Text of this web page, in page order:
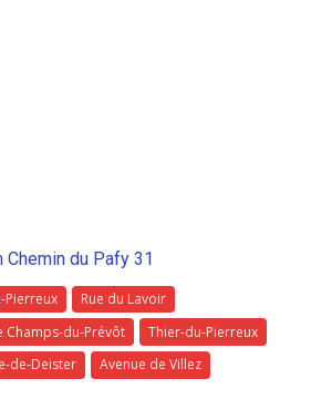
Chemin du Pafy 31
Pierreux
Rue du Lavoir
Champs-du-Prévôt
Thier-du-Pierreux
de-Deister
Avenue de Villez